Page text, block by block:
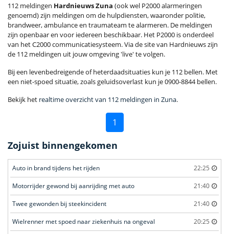
112 meldingen Hardnieuws Zuna (ook wel P2000 alarmeringen
genoemd) zijn meldingen om de hulpdiensten, waaronder politie,
brandweer, ambulance en traumateam te alarmeren. De meldingen
zijn openbaar en voor iedereen beschikbaar. Het P2000 is onderdeel
van het C2000 communicatiesysteem. Via de site van Hardnieuws zijn
de 112 meldingen uit jouw omgeving 'live' te volgen.
Bij een levenbedreigende of heterdaadsituaties kun je 112 bellen. Met
een niet-spoed situatie, zoals geluidsoverlast kun je 0900-8844 bellen.
Bekijk het realtime overzicht van 112 meldingen in Zuna.
1
Zojuist binnengekomen
Auto in brand tijdens het rijden 22:25
Motorrijder gewond bij aanrijding met auto 21:40
Twee gewonden bij steekincident 21:40
Wielrenner met spoed naar ziekenhuis na ongeval 20:25